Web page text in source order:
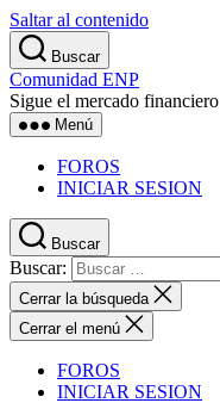
Saltar al contenido
Buscar
Comunidad ENP
Sigue el mercado financiero
Menú
FOROS
INICIAR SESION
Buscar
Buscar:
Cerrar la búsqueda
Cerrar el menú
FOROS
INICIAR SESION